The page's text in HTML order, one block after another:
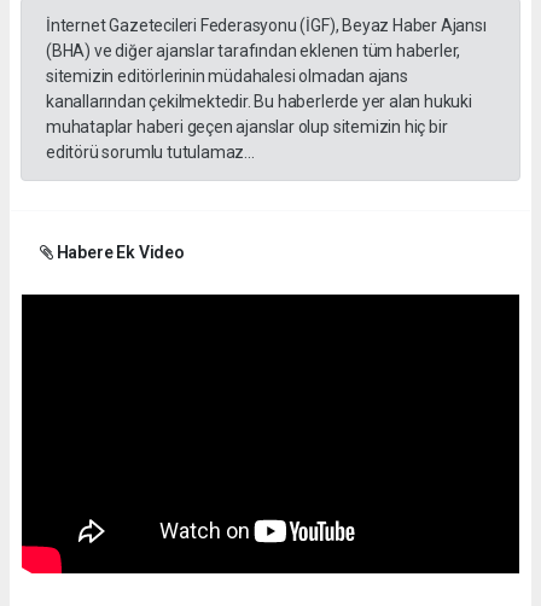
İnternet Gazetecileri Federasyonu (İGF), Beyaz Haber Ajansı
(BHA) ve diğer ajanslar tarafından eklenen tüm haberler,
sitemizin editörlerinin müdahalesi olmadan ajans
kanallarından çekilmektedir. Bu haberlerde yer alan hukuki
muhataplar haberi geçen ajanslar olup sitemizin hiç bir
editörü sorumlu tutulamaz...
Habere Ek Video